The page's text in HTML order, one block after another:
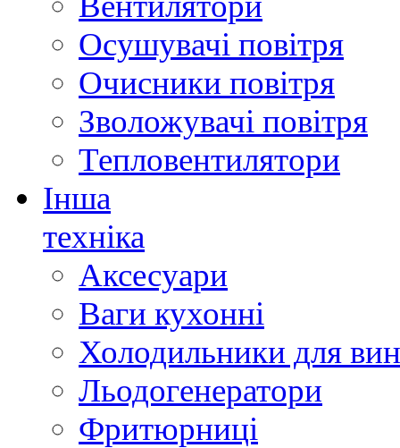
Осушувачі повітря
Очисники повітря
Зволожувачі повітря
Тепловентилятори
Інша
техніка
Аксесуари
Ваги кухонні
Холодильники для
Льодогенератори
Фритюрниці